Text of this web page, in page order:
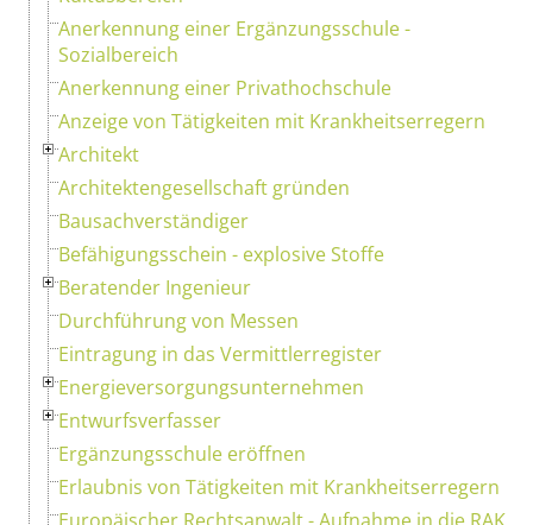
Anerkennung einer Ergänzungsschule -
Sozialbereich
Anerkennung einer Privathochschule
Anzeige von Tätigkeiten mit Krankheitserregern
Architekt
Architektengesellschaft gründen
Bausachverständiger
Befähigungsschein - explosive Stoffe
Beratender Ingenieur
Durchführung von Messen
Eintragung in das Vermittlerregister
Energieversorgungsunternehmen
Entwurfsverfasser
Ergänzungsschule eröffnen
Erlaubnis von Tätigkeiten mit Krankheitserregern
Europäischer Rechtsanwalt - Aufnahme in die RAK